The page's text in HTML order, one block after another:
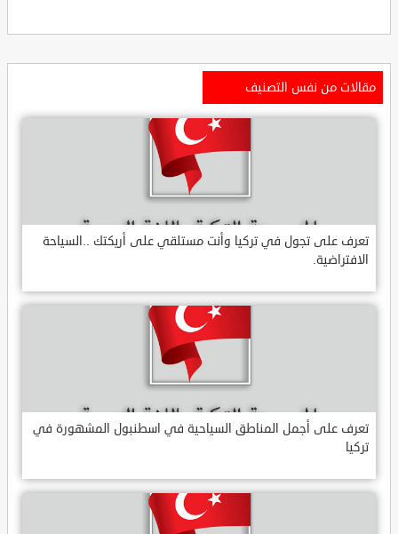
مقالات من نفس التصنيف
تعرف على تجول في تركيا وأنت مستلقي على أريكتك ..السياحة
الافتراضية.
تعرف على أجمل المناطق السياحية في اسطنبول المشهورة في
تركيا